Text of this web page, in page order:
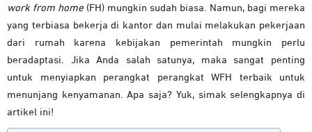
work from home (FH) mungkin sudah biasa. Namun, bagi mereka
yang terbiasa bekerja di kantor dan mulai melakukan pekerjaan
dari rumah karena kebijakan pemerintah mungkin perlu
beradaptasi. Jika Anda salah satunya, maka sangat penting
untuk menyiapkan perangkat perangkat WFH terbaik untuk
menunjang kenyamanan. Apa saja? Yuk, simak selengkapnya di
artikel ini!